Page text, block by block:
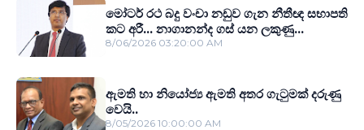
මෝටර් රථ බදු වංචා නඩුව ගැන නීතීඥ සභාපති
කට අරී... නාගානන්ද ගස් යන ලකුණු...
8/06/2026 03:20:00 AM
ඇමති හා නියෝජ්‍ය ඇමති අතර ගැටුමක් දරුණු
වෙයි..
8/05/2026 10:00:00 AM